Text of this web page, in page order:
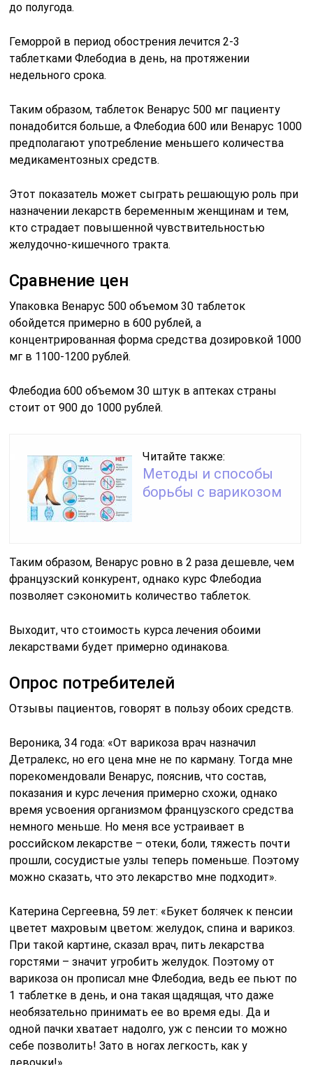
до полугода.
Геморрой в период обострения лечится 2-3
таблетками Флебодиа в день, на протяжении
недельного срока.
Таким образом, таблеток Венарус 500 мг пациенту
понадобится больше, а Флебодиа 600 или Венарус 1000
предполагают употребление меньшего количества
медикаментозных средств.
Этот показатель может сыграть решающую роль при
назначении лекарств беременным женщинам и тем,
кто страдает повышенной чувствительностью
желудочно-кишечного тракта.
Сравнение цен
Упаковка Венарус 500 объемом 30 таблеток
обойдется примерно в 600 рублей, а
концентрированная форма средства дозировкой 1000
мг в 1100-1200 рублей.
Флебодиа 600 объемом 30 штук в аптеках страны
стоит от 900 до 1000 рублей.
Читайте также:
Методы и способы
борьбы с варикозом
Таким образом, Венарус ровно в 2 раза дешевле, чем
французский конкурент, однако курс Флебодиа
позволяет сэкономить количество таблеток.
Выходит, что стоимость курса лечения обоими
лекарствами будет примерно одинакова.
Опрос потребителей
Отзывы пациентов, говорят в пользу обоих средств.
Вероника, 34 года: «От варикоза врач назначил
Детралекс, но его цена мне не по карману. Тогда мне
порекомендовали Венарус, пояснив, что состав,
показания и курс лечения примерно схожи, однако
время усвоения организмом французского средства
немного меньше. Но меня все устраивает в
российском лекарстве – отеки, боли, тяжесть почти
прошли, сосудистые узлы теперь поменьше. Поэтому
можно сказать, что это лекарство мне подходит».
Катерина Сергеевна, 59 лет: «Букет болячек к пенсии
цветет махровым цветом: желудок, спина и варикоз.
При такой картине, сказал врач, пить лекарства
горстями – значит угробить желудок. Поэтому от
варикоза он прописал мне Флебодиа, ведь ее пьют по
1 таблетке в день, и она такая щадящая, что даже
необязательно принимать ее во время еды. Да и
одной пачки хватает надолго, уж с пенсии то можно
себе позволить! Зато в ногах легкость, как у